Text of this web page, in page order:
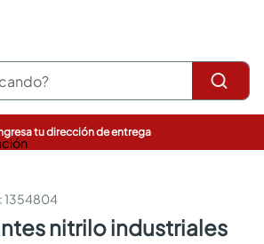
tu dirección de entrega
:1354804